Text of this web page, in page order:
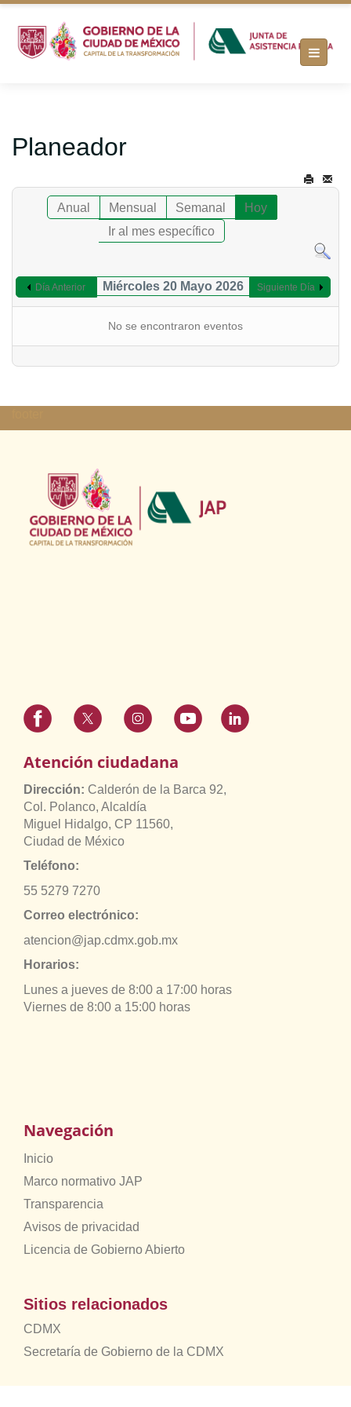
Planeador
Anual Mensual Semanal
Hoy
Ir al mes específico
Día Anterior Miércoles 20 Mayo 2026 Siguiente Día
No se encontraron eventos
Atención ciudadana
Dirección: Calderón de la Barca 92,
Col. Polanco, Alcaldía
Miguel Hidalgo, CP 11560,
Ciudad de México
Teléfono:
55 5279 7270
Correo electrónico:
atencion@jap.cdmx.gob.mx
Horarios:
Lunes a jueves de 8:00 a 17:00 horas
Viernes de 8:00 a 15:00 horas
Navegación
Inicio
Marco normativo JAP
Transparencia
Avisos de privacidad
Licencia de Gobierno Abierto
Sitios relacionados
CDMX
Secretaría de Gobierno de la CDMX